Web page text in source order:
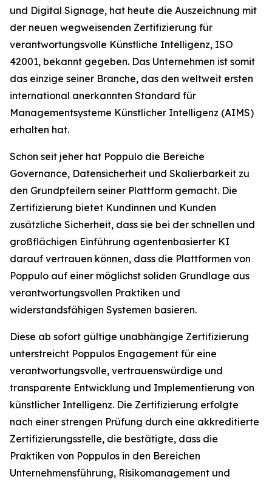
und Digital Signage, hat heute die Auszeichnung mit
der neuen wegweisenden Zertifizierung für
verantwortungsvolle Künstliche Intelligenz, ISO
42001, bekannt gegeben. Das Unternehmen ist somit
das einzige seiner Branche, das den weltweit ersten
international anerkannten Standard für
Managementsysteme Künstlicher Intelligenz (AIMS)
erhalten hat.
Schon seit jeher hat Poppulo die Bereiche
Governance, Datensicherheit und Skalierbarkeit zu
den Grundpfeilern seiner Plattform gemacht. Die
Zertifizierung bietet Kundinnen und Kunden
zusätzliche Sicherheit, dass sie bei der schnellen und
großflächigen Einführung agentenbasierter KI
darauf vertrauen können, dass die Plattformen von
Poppulo auf einer möglichst soliden Grundlage aus
verantwortungsvollen Praktiken und
widerstandsfähigen Systemen basieren.
Diese ab sofort gültige unabhängige Zertifizierung
unterstreicht Poppulos Engagement für eine
verantwortungsvolle, vertrauenswürdige und
transparente Entwicklung und Implementierung von
künstlicher Intelligenz. Die Zertifizierung erfolgte
nach einer strengen Prüfung durch eine akkreditierte
Zertifizierungsstelle, die bestätigte, dass die
Praktiken von Poppulos in den Bereichen
Unternehmensführung, Risikomanagement und